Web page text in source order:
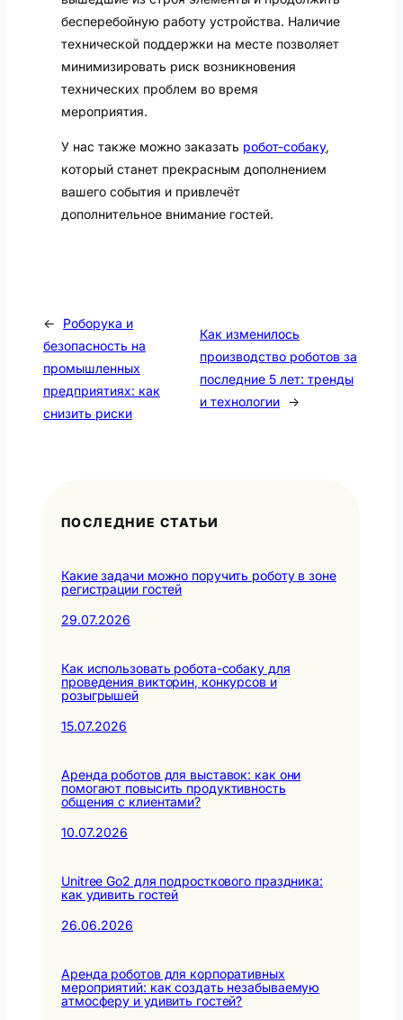
бесперебойную работу устройства. Наличие
технической поддержки на месте позволяет
минимизировать риск возникновения
технических проблем во время
мероприятия.
У нас также можно заказать робот-собаку,
который станет прекрасным дополнением
вашего события и привлечёт
дополнительное внимание гостей.
←
Роборука и
безопасность на
промышленных
предприятиях: как
снизить риски
Как изменилось
производство роботов за
последние 5 лет: тренды
и технологии →
ПОСЛЕДНИЕ СТАТЬИ
Какие задачи можно поручить роботу в зоне
регистрации гостей
29.07.2026
Как использовать робота-собаку для
проведения викторин, конкурсов и
розыгрышей
15.07.2026
Аренда роботов для выставок: как они
помогают повысить продуктивность
общения с клиентами?
10.07.2026
Unitree Go2 для подросткового праздника:
как удивить гостей
26.06.2026
Аренда роботов для корпоративных
мероприятий: как создать незабываемую
атмосферу и удивить гостей?